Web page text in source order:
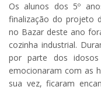
Os alunos dos 5º
finalização do projeto
no Bazar deste ano
cozinha industrial.
por parte dos
emocionaram com as
sua vez, ficaram